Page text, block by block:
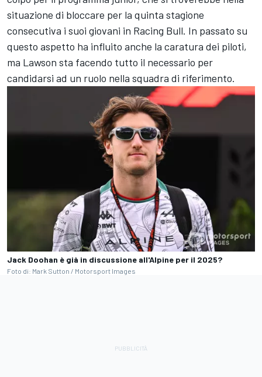
situazione di bloccare per la quinta stagione
consecutiva i suoi giovani in Racing Bull. In passato su
questo aspetto ha influito anche la caratura dei piloti,
ma Lawson sta facendo tutto il necessario per
candidarsi ad un ruolo nella squadra di riferimento.
Jack Doohan è già in discussione all'Alpine per il 2025?
Foto di: Mark Sutton / Motorsport Images